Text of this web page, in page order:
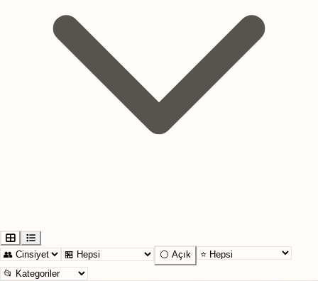
⚪ Açık